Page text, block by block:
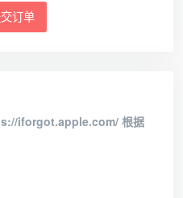
订单
iforgot.apple.com/ 根据